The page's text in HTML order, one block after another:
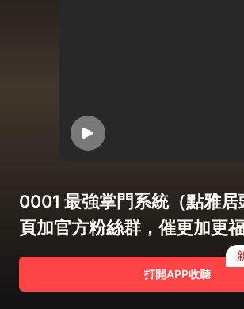
0001 最強掌門系統（點雅居
頁加官方粉絲群，催更加更
哦！）
打開APP收聽